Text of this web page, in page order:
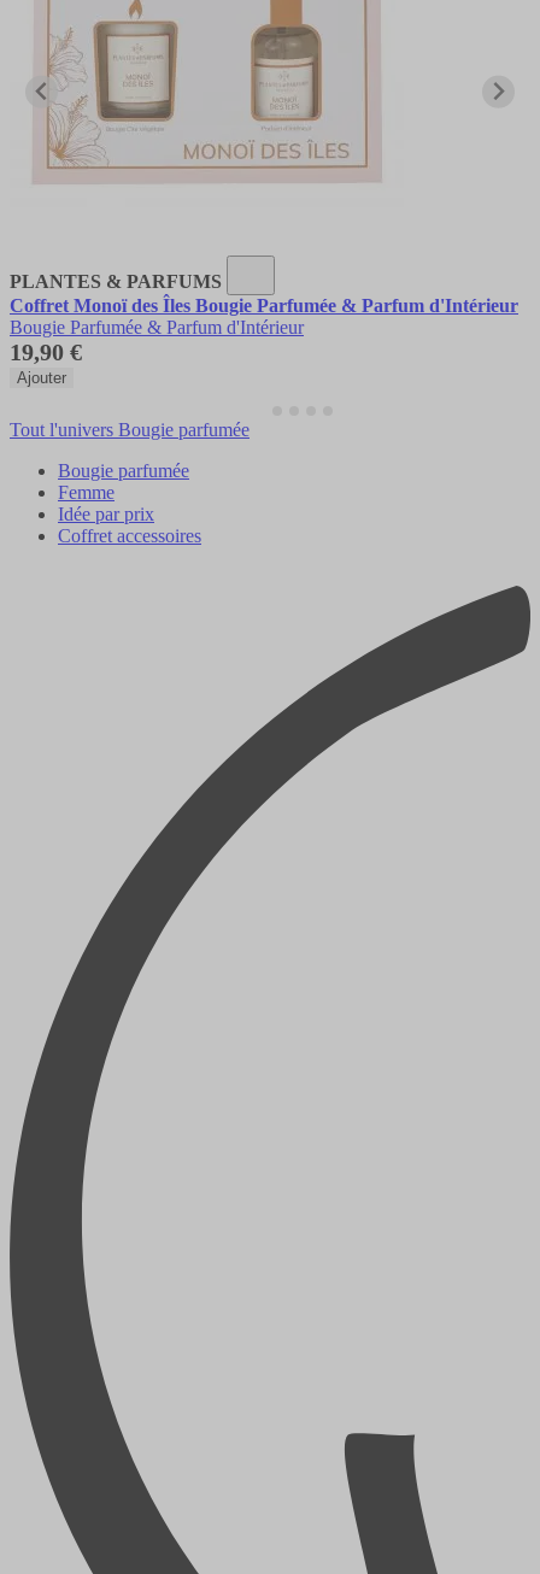
PLANTES & PARFUMS
Coffret Monoï des Îles Bougie Parfumée & Parfum d'Intérieur
Bougie Parfumée & Parfum d'Intérieur
19,90 €
Ajouter
Tout l'univers Bougie parfumée
Bougie parfumée
Femme
Idée par prix
Coffret accessoires